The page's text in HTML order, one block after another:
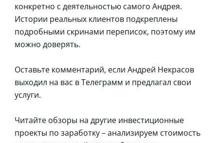
конкретно с деятельностью самого Андрея.
Истории реальных клиентов подкреплены
подробными скринами переписок, поэтому им
можно доверять.
Оставьте комментарий, если Андрей Некрасов
выходил на вас в Телеграмм и предлагал свои
услуги.
Читайте обзоры на другие инвестиционные
проекты по заработку – анализируем стоимость